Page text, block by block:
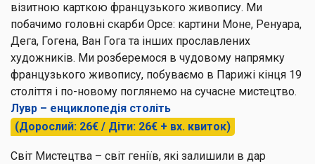
візитною карткою французького живопису. Ми
побачимо головні скарби Орсе: картини Моне, Ренуара,
Дега, Гогена, Ван Гога та інших прославлених
художників. Ми розберемося в чудовому напрямку
французького живопису, побуваємо в Парижі кінця 19
століття і по-новому поглянемо на сучасне мистецтво.
Лувр – енциклопедія століть
(Дорослий: 26€ / Діти: 26€ + вх. квиток)
Світ Мистецтва – світ геніїв, які залишили в дар